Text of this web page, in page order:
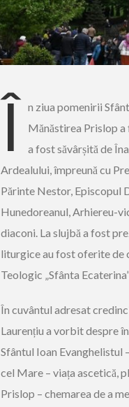
Î n ziua pomenirii
Mănăstirea Prislop
a fost săvârșită de
Ardealului, împreună cu
Părinte Nestor, Episcopul
Hunedoreanul, Arhiereu-
diaconi. La slujbă a fost
liturgice au fost oferite de
Teologic „Sfânta
În cuvântul adresat
Laurențiu a vorbit despre
Sfântul Ioan Evanghelistul
cel Mare – viața ascetică,
Prislop – chemarea de a